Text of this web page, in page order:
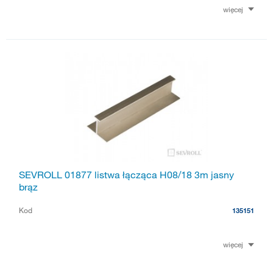
więcej
SEVROLL 01877 listwa łącząca H08/18 3m jasny
brąz
Kod 135151
więcej